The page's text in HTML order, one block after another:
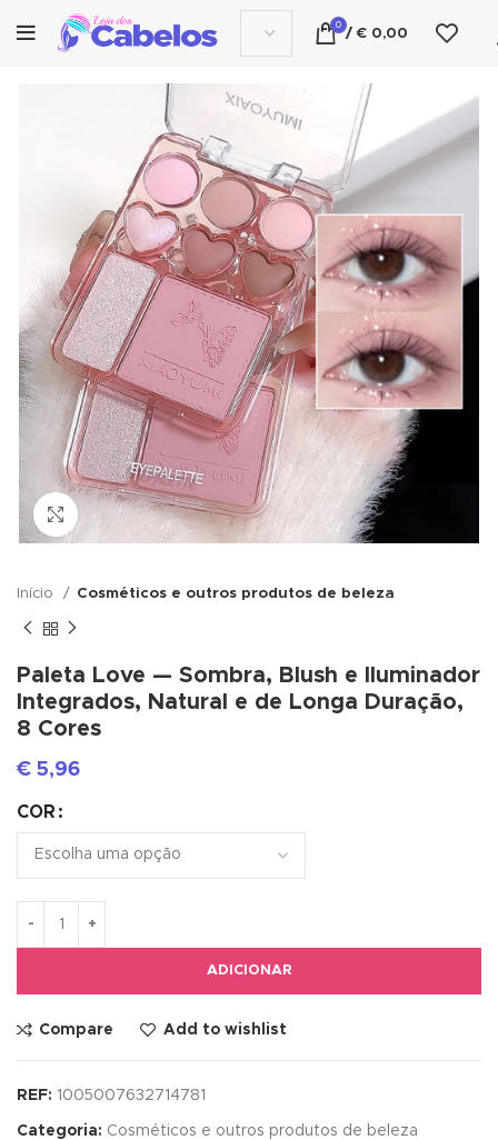
0
/ € 0,00
Click to enlarge
Início Cosméticos e outros produtos de beleza
Paleta Love — Sombra, Blush e Iluminador
Integrados, Natural e de Longa Duração,
8 Cores
€ 5,96
COR
ADICIONAR
Compare Add to wishlist
REF: 1005007632714781
Categoria: Cosméticos e outros produtos de beleza